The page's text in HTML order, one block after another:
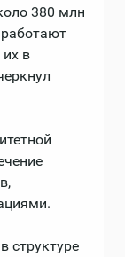
380 млн
в
структуре